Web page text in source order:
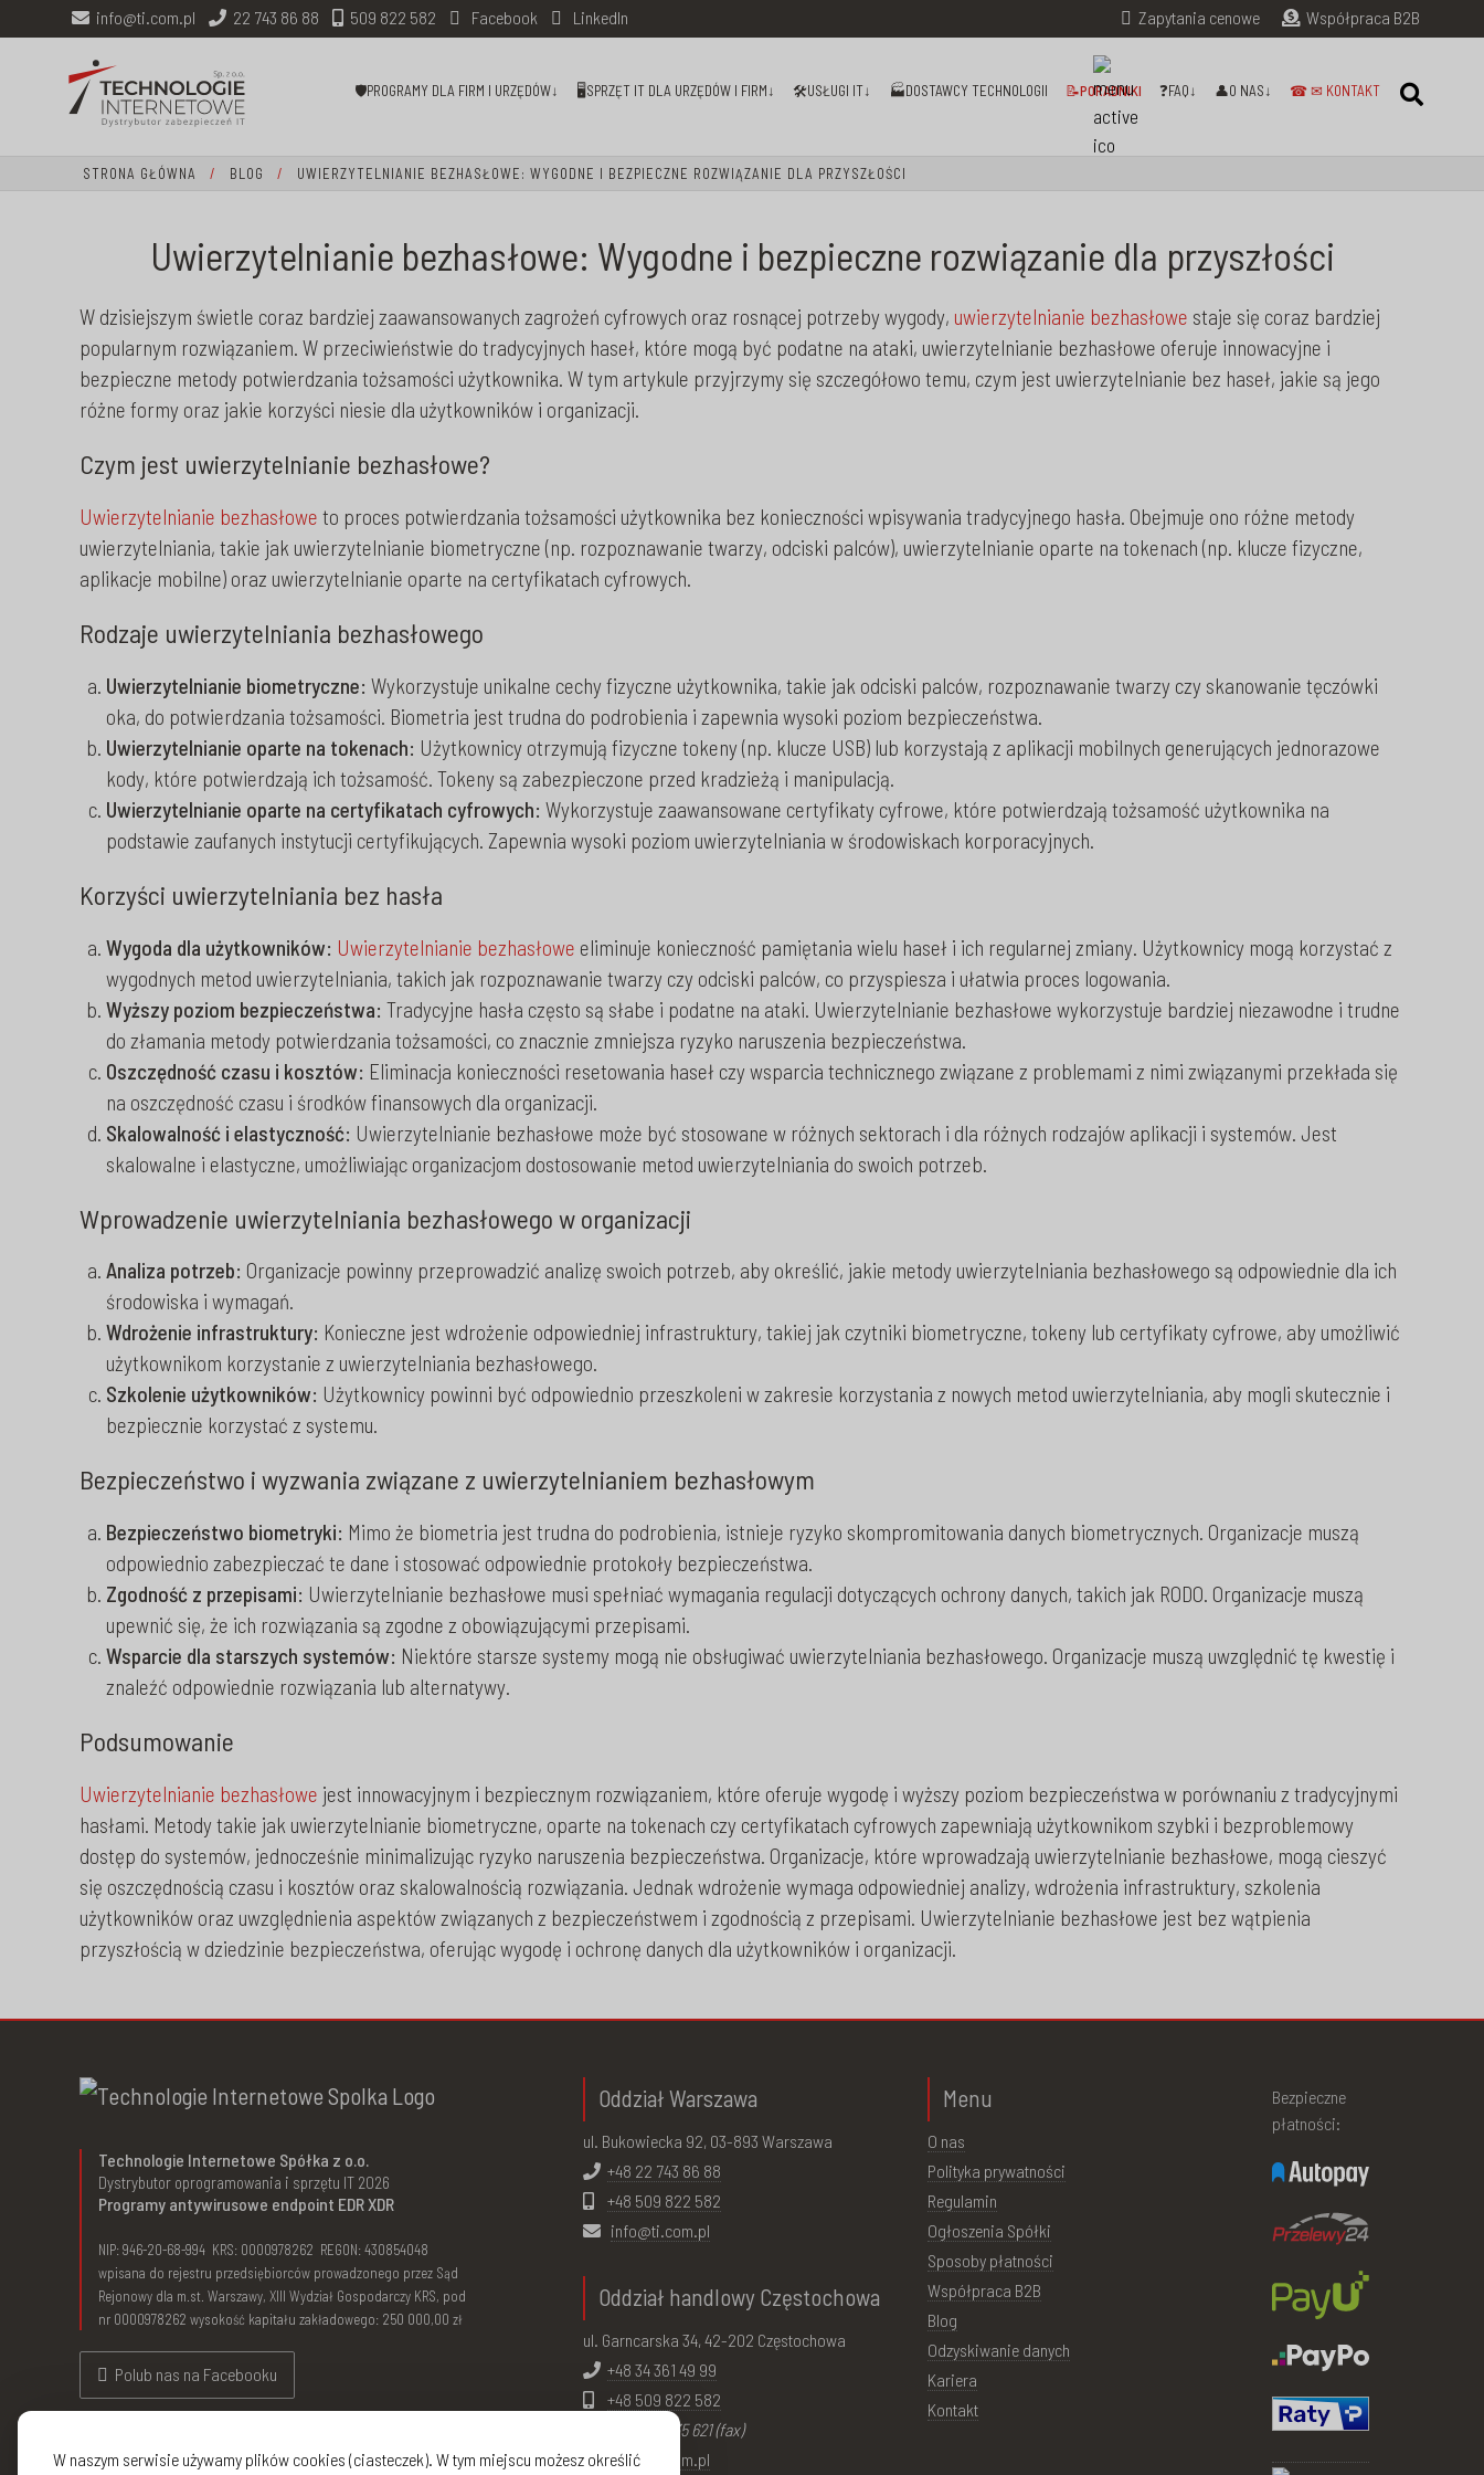
W naszym serwisie używamy plików cookies (ciasteczek). W tym miejscu możesz określić
info@ti.com.pl 22 743 86 88 509 822 582 Facebook LinkedIn Zapytania cenowe Współpraca B2B
🛡PROGRAMY DLA FIRM I URZĘDÓW↓ 🖥️SPRZĘT IT DLA URZĘDÓW I FIRM↓ 🛠️USŁUGI IT↓ 🏭DOSTAWCY TECHNOLOGII 📝PORADNIKI ❓FAQ↓ 👤O NAS↓ ☎ ✉ KONTAKT
STRONA GŁÓWNA / BLOG / UWIERZYTELNIANIE BEZHASŁOWE: WYGODNE I BEZPIECZNE ROZWIĄZANIE DLA PRZYSZŁOŚCI
Uwierzytelnianie bezhasłowe: Wygodne i bezpieczne rozwiązanie dla przyszłości
W dzisiejszym świetle coraz bardziej zaawansowanych zagrożeń cyfrowych oraz rosnącej potrzeby wygody, uwierzytelnianie bezhasłowe staje się coraz bardziej
popularnym rozwiązaniem. W przeciwieństwie do tradycyjnych haseł, które mogą być podatne na ataki, uwierzytelnianie bezhasłowe oferuje innowacyjne i
bezpieczne metody potwierdzania tożsamości użytkownika. W tym artykule przyjrzymy się szczegółowo temu, czym jest uwierzytelnianie bez haseł, jakie są jego
różne formy oraz jakie korzyści niesie dla użytkowników i organizacji.
Czym jest uwierzytelnianie bezhasłowe?
Uwierzytelnianie bezhasłowe to proces potwierdzania tożsamości użytkownika bez konieczności wpisywania tradycyjnego hasła. Obejmuje ono różne metody
uwierzytelniania, takie jak uwierzytelnianie biometryczne (np. rozpoznawanie twarzy, odciski palców), uwierzytelnianie oparte na tokenach (np. klucze fizyczne,
aplikacje mobilne) oraz uwierzytelnianie oparte na certyfikatach cyfrowych.
Rodzaje uwierzytelniania bezhasłowego
Uwierzytelnianie biometryczne: Wykorzystuje unikalne cechy fizyczne użytkownika, takie jak odciski palców, rozpoznawanie twarzy czy skanowanie tęczówki
oka, do potwierdzania tożsamości. Biometria jest trudna do podrobienia i zapewnia wysoki poziom bezpieczeństwa.
Uwierzytelnianie oparte na tokenach: Użytkownicy otrzymują fizyczne tokeny (np. klucze USB) lub korzystają z aplikacji mobilnych generujących jednorazowe
kody, które potwierdzają ich tożsamość. Tokeny są zabezpieczone przed kradzieżą i manipulacją.
Uwierzytelnianie oparte na certyfikatach cyfrowych: Wykorzystuje zaawansowane certyfikaty cyfrowe, które potwierdzają tożsamość użytkownika na
podstawie zaufanych instytucji certyfikujących. Zapewnia wysoki poziom uwierzytelniania w środowiskach korporacyjnych.
Korzyści uwierzytelniania bez hasła
Wygoda dla użytkowników: Uwierzytelnianie bezhasłowe eliminuje konieczność pamiętania wielu haseł i ich regularnej zmiany. Użytkownicy mogą korzystać z
wygodnych metod uwierzytelniania, takich jak rozpoznawanie twarzy czy odciski palców, co przyspiesza i ułatwia proces logowania.
Wyższy poziom bezpieczeństwa: Tradycyjne hasła często są słabe i podatne na ataki. Uwierzytelnianie bezhasłowe wykorzystuje bardziej niezawodne i trudne
do złamania metody potwierdzania tożsamości, co znacznie zmniejsza ryzyko naruszenia bezpieczeństwa.
Oszczędność czasu i kosztów: Eliminacja konieczności resetowania haseł czy wsparcia technicznego związane z problemami z nimi związanymi przekłada się
na oszczędność czasu i środków finansowych dla organizacji.
Skalowalność i elastyczność: Uwierzytelnianie bezhasłowe może być stosowane w różnych sektorach i dla różnych rodzajów aplikacji i systemów. Jest
skalowalne i elastyczne, umożliwiając organizacjom dostosowanie metod uwierzytelniania do swoich potrzeb.
Wprowadzenie uwierzytelniania bezhasłowego w organizacji
Analiza potrzeb: Organizacje powinny przeprowadzić analizę swoich potrzeb, aby określić, jakie metody uwierzytelniania bezhasłowego są odpowiednie dla ich
środowiska i wymagań.
Wdrożenie infrastruktury: Konieczne jest wdrożenie odpowiedniej infrastruktury, takiej jak czytniki biometryczne, tokeny lub certyfikaty cyfrowe, aby umożliwić
użytkownikom korzystanie z uwierzytelniania bezhasłowego.
Szkolenie użytkowników: Użytkownicy powinni być odpowiednio przeszkoleni w zakresie korzystania z nowych metod uwierzytelniania, aby mogli skutecznie i
bezpiecznie korzystać z systemu.
Bezpieczeństwo i wyzwania związane z uwierzytelnianiem bezhasłowym
Bezpieczeństwo biometryki: Mimo że biometria jest trudna do podrobienia, istnieje ryzyko skompromitowania danych biometrycznych. Organizacje muszą
odpowiednio zabezpieczać te dane i stosować odpowiednie protokoły bezpieczeństwa.
Zgodność z przepisami: Uwierzytelnianie bezhasłowe musi spełniać wymagania regulacji dotyczących ochrony danych, takich jak RODO. Organizacje muszą
upewnić się, że ich rozwiązania są zgodne z obowiązującymi przepisami.
Wsparcie dla starszych systemów: Niektóre starsze systemy mogą nie obsługiwać uwierzytelniania bezhasłowego. Organizacje muszą uwzględnić tę kwestię i
znaleźć odpowiednie rozwiązania lub alternatywy.
Podsumowanie
Uwierzytelnianie bezhasłowe jest innowacyjnym i bezpiecznym rozwiązaniem, które oferuje wygodę i wyższy poziom bezpieczeństwa w porównaniu z tradycyjnymi
hasłami. Metody takie jak uwierzytelnianie biometryczne, oparte na tokenach czy certyfikatach cyfrowych zapewniają użytkownikom szybki i bezproblemowy
dostęp do systemów, jednocześnie minimalizując ryzyko naruszenia bezpieczeństwa. Organizacje, które wprowadzają uwierzytelnianie bezhasłowe, mogą cieszyć
się oszczędnością czasu i kosztów oraz skalowalnością rozwiązania. Jednak wdrożenie wymaga odpowiedniej analizy, wdrożenia infrastruktury, szkolenia
użytkowników oraz uwzględnienia aspektów związanych z bezpieczeństwem i zgodnością z przepisami. Uwierzytelnianie bezhasłowe jest bez wątpienia
przyszłością w dziedzinie bezpieczeństwa, oferując wygodę i ochronę danych dla użytkowników i organizacji.
Technologie Internetowe Spółka z o.o.
Dystrybutor oprogramowania i sprzętu IT 2026
Programy antywirusowe endpoint EDR XDR
NIP: 946-20-68-994 KRS: 0000978262 REGON: 430854048
wpisana do rejestru przedsiębiorców prowadzonego przez Sąd
Rejonowy dla m.st. Warszawy, XIII Wydział Gospodarczy KRS, pod
nr 0000978262 wysokość kapitału zakładowego: 250 000,00 zł
Polub nas na Facebooku
Oddział Warszawa
ul. Bukowiecka 92, 03-893 Warszawa
+48 22 743 86 88
+48 509 822 582
info@ti.com.pl
Oddział handlowy Częstochowa
ul. Garncarska 34, 42-202 Częstochowa
+48 34 361 49 99
+48 509 822 582
+48 34 34 35 621 (fax)
info@ti.com.pl
Menu
O nas
Polityka prywatności
Regulamin
Ogłoszenia Spółki
Sposoby płatności
Współpraca B2B
Blog
Odzyskiwanie danych
Kariera
Kontakt
Bezpieczne
płatności: